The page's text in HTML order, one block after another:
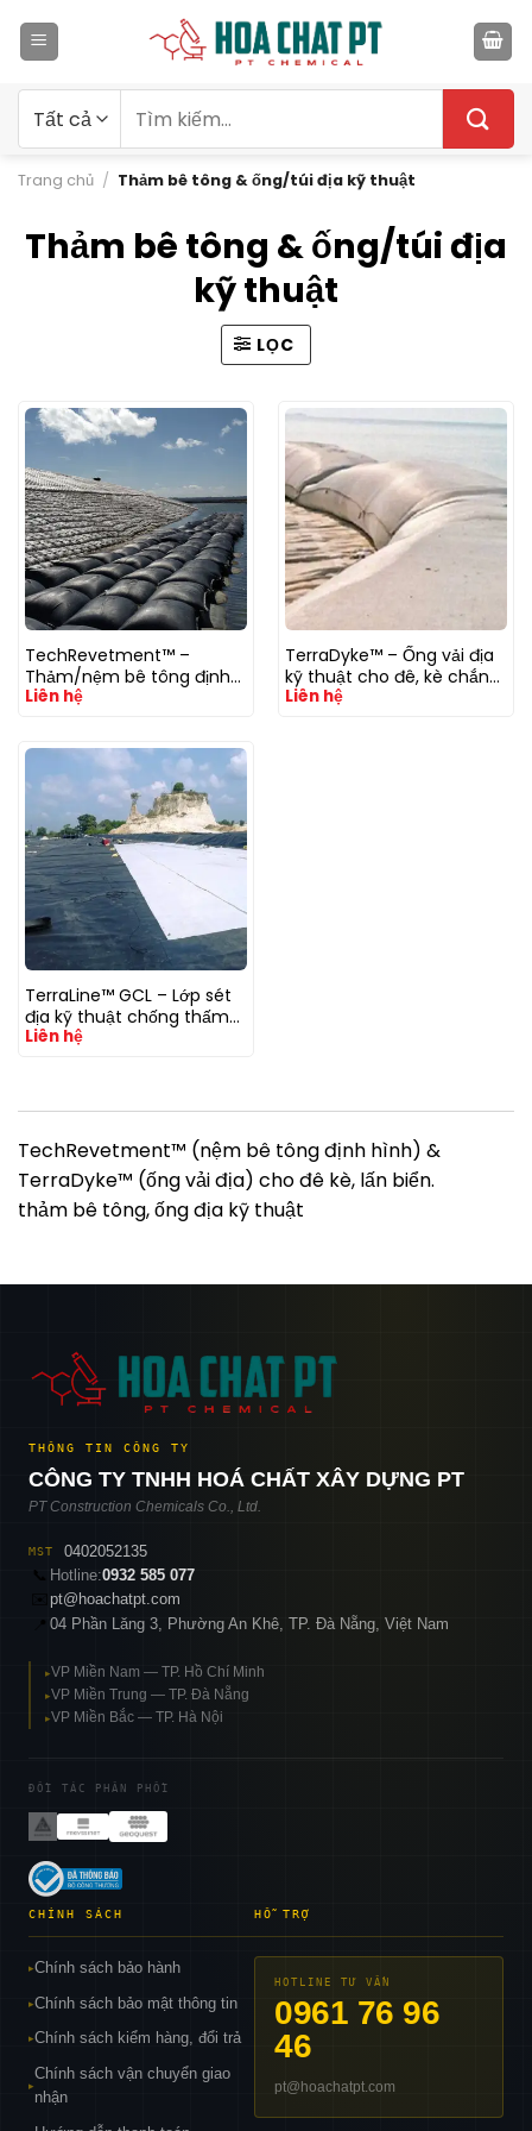
qua
kiếm:
Trang chủ / Thảm bê tông & ống/túi địa kỹ thuật
Thảm bê tông & ống/túi địa
kỹ thuật
LỌC
TechRevetment™ –
Thảm/nệm bê tông định
hình chống xói lở mái kè
Liên hệ
TerraDyke™ – Ống vải địa
kỹ thuật cho đê, kè chắn
sóng & lấn biển
Liên hệ
TerraLine™ GCL – Lớp sét
địa kỹ thuật chống thấm
(Geosynthetic Clay Liner)
Liên hệ
TechRevetment™ (nệm bê tông định hình) &
TerraDyke™ (ống vải địa) cho đê kè, lấn biển.
thảm bê tông, ống địa kỹ thuật
THÔNG TIN CÔNG TY
CÔNG TY TNHH HOÁ CHẤT XÂY DỰNG PT
PT Construction Chemicals Co., Ltd.
MST
0402052135
📞 Hotline:0932 585 077
pt@hoachatpt.com
04 Phần Lăng 3, Phường An Khê, TP. Đà Nẵng, Việt Nam
▸VP Miền Nam — TP. Hồ Chí Minh
▸VP Miền Trung — TP. Đà Nẵng
▸VP Miền Bắc — TP. Hà Nội
ĐỐI TÁC PHÂN PHỐI
CHÍNH SÁCH
▸Chính sách bảo hành
▸Chính sách bảo mật thông tin
▸Chính sách kiểm hàng, đổi trả
▸
Chính sách vận chuyển giao
nhận
HỖ TRỢ
HOTLINE TƯ VẤN
0961 76 96
46
pt@hoachatpt.com